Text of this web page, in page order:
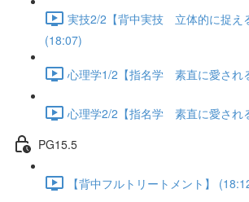
実技2/2【背中実技 立体的に捉え
(18:07)
心理学1/2【指名学 素直に愛され
心理学2/2【指名学 素直に愛され
PG15.5
【背中フルトリートメント】